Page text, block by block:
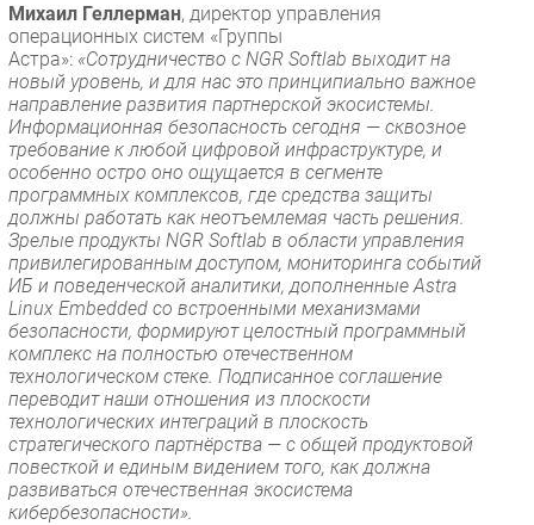
Михаил Геллерман, директор управления
операционных систем «Группы
Астра»: «Сотрудничество с NGR Softlab выходит на
новый уровень, и для нас это принципиально важное
направление развития партнерской экосистемы.
Информационная безопасность сегодня — сквозное
требование к любой цифровой инфраструктуре, и
особенно остро оно ощущается в сегменте
программных комплексов, где средства защиты
должны работать как неотъемлемая часть решения.
Зрелые продукты NGR Softlab в области управления
привилегированным доступом, мониторинга событий
ИБ и поведенческой аналитики, дополненные Astra
Linux Embedded со встроенными механизмами
безопасности, формируют целостный программный
комплекс на полностью отечественном
технологическом стеке. Подписанное соглашение
переводит наши отношения из плоскости
технологических интеграций в плоскость
стратегического партнёрства — с общей продуктовой
повесткой и единым видением того, как должна
развиваться отечественная экосистема
кибербезопасности».